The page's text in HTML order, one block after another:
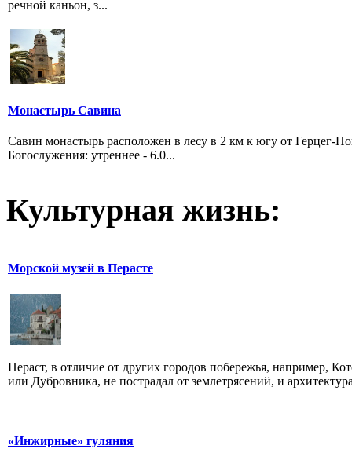
речной каньон, з...
Монастырь Савина
Савин монастырь расположен в лесу в 2 км к югу от Герцег-
Богослужения: утреннее - 6.0...
Культурная жизнь:
Морской музей в Перасте
Пераст, в отличие от других городов побережья, например,
или Дубровника, не пострадал от землетрясений, и
«Инжирные» гуляния